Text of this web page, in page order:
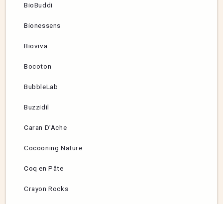
BioBuddi
Bionessens
Bioviva
Bocoton
BubbleLab
Buzzidil
Caran D’Ache
Cocooning Nature
Coq en Pâte
Crayon Rocks